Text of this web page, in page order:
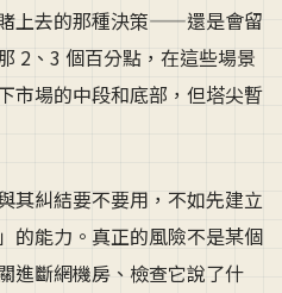
上去的那種決策——還是會留
2、3 個百分點，在這些場景
市場的中段和底部，但塔尖暫
其糾結要不要用，不如先建立
的能力。真正的風險不是某個
進斷網機房、檢查它說了什